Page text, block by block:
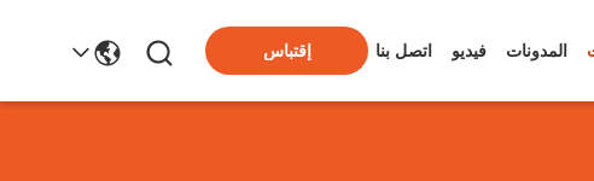
المدونات فيديو اتصل بنا إقتباس